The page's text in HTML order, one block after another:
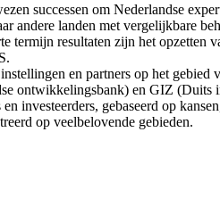
successen om Nederlandse
andere landen met vergelijkbare
termijn resultaten zijn het opzetten
en partners op het
ontwikkelingsbank) en GIZ
investeerders, gebaseerd op
op veelbelovende gebieden.